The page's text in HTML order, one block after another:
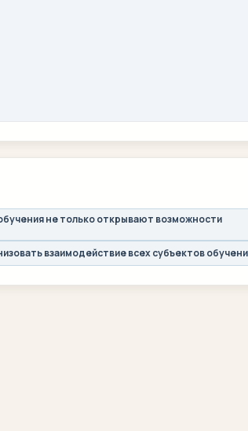
не только открывают возможности
взаимодействие всех субъектов